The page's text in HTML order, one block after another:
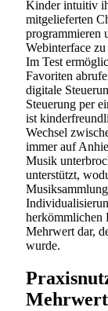
Kinder intuitiv
mitgelieferten
programmieren
Webinterface
Im Test
Favoriten
digitale
Steuerung per
ist
Wechsel
immer auf
Musik
unterstützt,
herkömmlichen
Mehrwert dar,
wurde.
Mehrwert